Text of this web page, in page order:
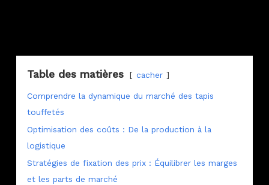
Table des matières cacher
Comprendre la dynamique du marché des tapis
touffetés
Optimisation des coûts : De la production à la
logistique
Stratégies de fixation des prix : Équilibrer les marges
et les parts de marché